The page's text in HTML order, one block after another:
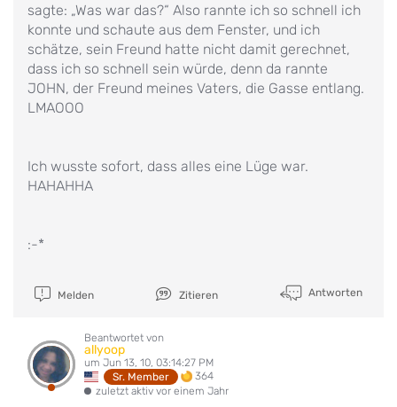
sagte: „Was war das?“ Also rannte ich so schnell ich
konnte und schaute aus dem Fenster, und ich
schätze, sein Freund hatte nicht damit gerechnet,
dass ich so schnell sein würde, denn da rannte
JOHN, der Freund meines Vaters, die Gasse entlang.
LMAOOO
Ich wusste sofort, dass alles eine Lüge war.
HAHAHHA
:-*
Melden Zitieren Antworten
Beantwortet von
allyoop
um Jun 13, 10, 03:14:27 PM
Sr. Member
364
zuletzt aktiv vor einem Jahr